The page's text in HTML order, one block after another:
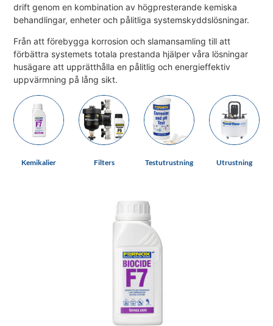
drift genom en kombination av högpresterande kemiska
behandlingar, enheter och pålitliga systemskyddslösningar.
Från att förebygga korrosion och slamansamling till att
förbättra systemets totala prestanda hjälper våra lösningar
husägare att upprätthålla en pålitlig och energieffektiv
uppvärmning på lång sikt.
Kemikalier Filters Testutrustning Utrustning